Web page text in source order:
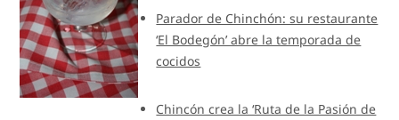
Parador de Chinchón: su restaurante
‘El Bodegón’ abre la temporada de
cocidos
Chincón crea la ‘Ruta de la Pasión de